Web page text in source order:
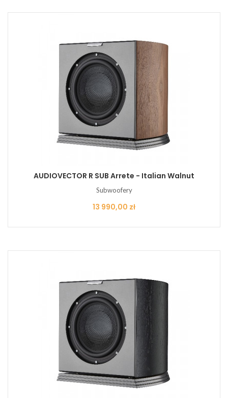
AUDIOVECTOR R SUB Arrete - Italian Walnut
Subwoofery
Cena
13 990,00 zł